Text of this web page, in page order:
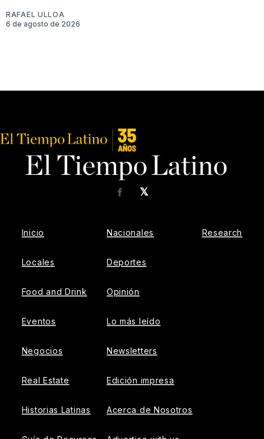
RAFAEL ULLOA
6 de agosto de 2026
𝕏
Facebook
Inicio
Locales
Food and Drink
Eventos
Negocios
Real Estate
Historias Latinas
Nacionales
Deportes
Opinión
Lo más leído
Newsletters
Edición impresa
Acerca de Nosotros
Research